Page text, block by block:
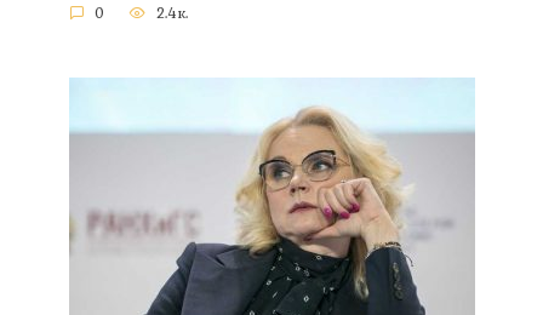
0 2.4к.